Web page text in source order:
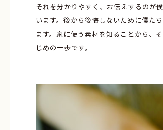
それを分かりやすく、お伝えするのが
います。後から後悔しないために僕た
ます。家に使う素材を知ることから、
じめの一歩です。